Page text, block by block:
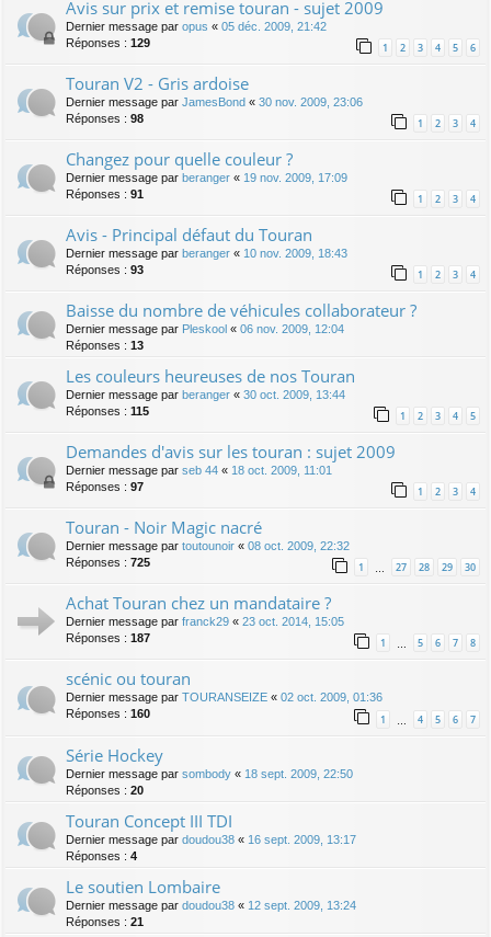
Avis sur prix et remise touran - sujet 2009
Dernier message par opus « 05 déc. 2009, 21:42
Réponses : 129 1 2 3 4 5 6
Touran V2 - Gris ardoise
Dernier message par JamesBond « 30 nov. 2009, 23:06
Réponses : 98 1 2 3 4
Changez pour quelle couleur ?
Dernier message par beranger « 19 nov. 2009, 17:09
Réponses : 91 1 2 3 4
Avis - Principal défaut du Touran
Dernier message par beranger « 10 nov. 2009, 18:43
Réponses : 93 1 2 3 4
Baisse du nombre de véhicules collaborateur ?
Dernier message par Pleskool « 06 nov. 2009, 12:04
Réponses : 13
Les couleurs heureuses de nos Touran
Dernier message par beranger « 30 oct. 2009, 13:44
Réponses : 115 1 2 3 4 5
Demandes d'avis sur les touran : sujet 2009
Dernier message par seb 44 « 18 oct. 2009, 11:01
Réponses : 97 1 2 3 4
Touran - Noir Magic nacré
Dernier message par toutounoir « 08 oct. 2009, 22:32
Réponses : 725 1 … 27 28 29 30
Achat Touran chez un mandataire ?
Dernier message par franck29 « 23 oct. 2014, 15:05
Réponses : 187 1 … 5 6 7 8
scénic ou touran
Dernier message par TOURANSEIZE « 02 oct. 2009, 01:36
Réponses : 160 1 4 5 6 7
Série Hockey
Dernier message par sombody « 18 sept. 2009, 22:50
Réponses : 20
Touran Concept III TDI
Dernier message par doudou38 « 16 sept. 2009, 13:17
Réponses : 4
Le soutien Lombaire
Dernier message par doudou38 « 12 sept. 2009, 13:24
Réponses : 21